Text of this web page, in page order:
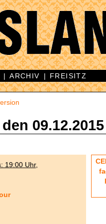
|ARCHIV | FREISITZ
09.12.2015
19:00 Uhr,